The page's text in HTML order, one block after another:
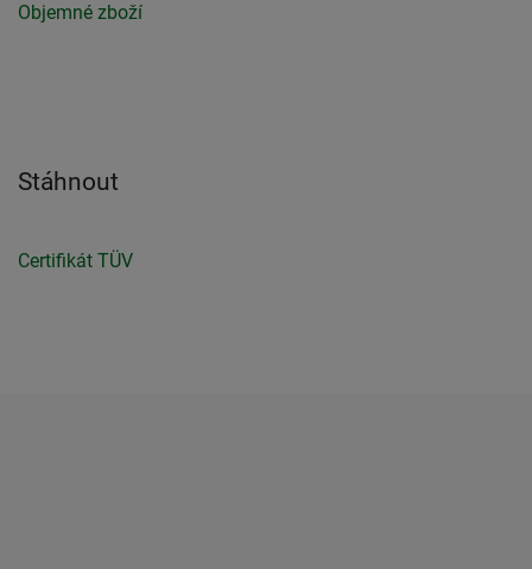
Objemné zboží
Stáhnout
Certifikát TÜV